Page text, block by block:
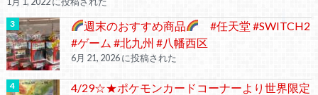
週末のおすすめ商品
#任天堂 #SWITCH2
#ゲーム #北九州 #八幡西区
6月 21, 2026 に投稿された
4/29☆★ポケモンカードコーナーより世界限定